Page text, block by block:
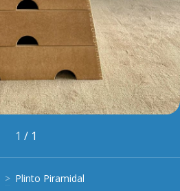
1 / 1
> Plinto Piramidal